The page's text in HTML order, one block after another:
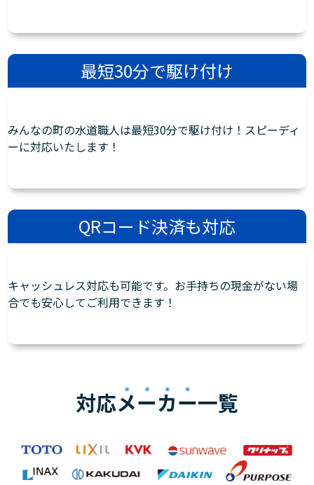
最短30分で駆け付け
みんなの町の水道職人は最短30分で駆け付け！スピーディ
ーに対応いたします！
QRコード決済も対応
キャッシュレス対応も可能です。お手持ちの現金がない場
合でも安心してご利用できます！
対応メーカー一覧